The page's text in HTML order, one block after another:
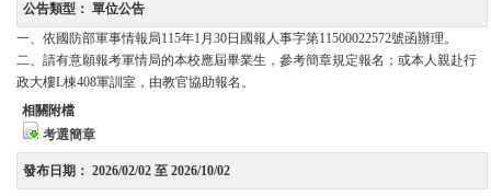
公告類型： 單位公告
一、依國防部軍事情報局115年1月30日國報人事字第11500022572號函辦理。
二、請有意願報考軍情局的本校應屆畢業生，參考簡章規定報名；或本人親赴行
政大樓L棟408軍訓室，由教官協助報名。
相關附檔
考選簡章
發布日期： 2026/02/02 至 2026/10/02